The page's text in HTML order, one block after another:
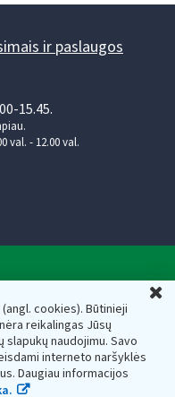
(angl. cookies). Būtinieji
reikalingas Jūsų
naudojimu. Savo
interneto naršyklės
Daugiau informacijos
ir paslaugos
15.45.
val. - 12.00 val.
— 188659752,
Lietuva, el.paštas:
188659752
prie Lietuvos